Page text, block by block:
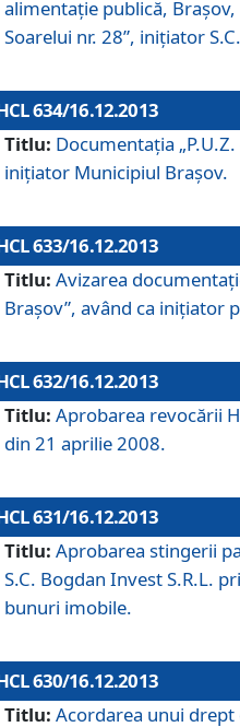
alimentaţie publică, Braşov,
Soarelui nr. 28”, iniţiator
634/16.12.2013
Titlu: Documentaţia
iniţiator Municipiul Braşov.
633/16.12.2013
Titlu: Avizarea
Braşov”, având ca iniţiator
632/16.12.2013
Titlu: Aprobarea revocării
din 21 aprilie 2008.
631/16.12.2013
Titlu: Aprobarea stingerii
S.C. Bogdan Invest S.R.L.
bunuri imobile.
630/16.12.2013
Titlu: Acordarea unui